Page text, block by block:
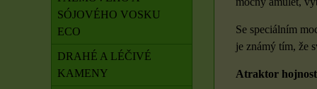
Se speciálním
je známý tím, že
Atraktor
SÓJOVÉHO VOSKU
ECO
DRAHÉ A LÉČIVÉ
KAMENY